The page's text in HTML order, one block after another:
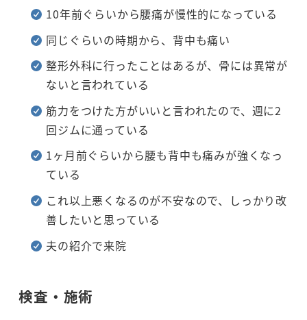
10年前ぐらいから腰痛が慢性的になっている
同じぐらいの時期から、背中も痛い
整形外科に行ったことはあるが、骨には異常が
ないと言われている
筋力をつけた方がいいと言われたので、週に2
回ジムに通っている
1ヶ月前ぐらいから腰も背中も痛みが強くなっ
ている
これ以上悪くなるのが不安なので、しっかり改
善したいと思っている
夫の紹介で来院
検査・施術